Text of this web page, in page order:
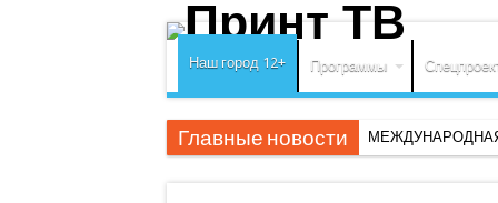
Наш город 12+ Программы
Главные новости